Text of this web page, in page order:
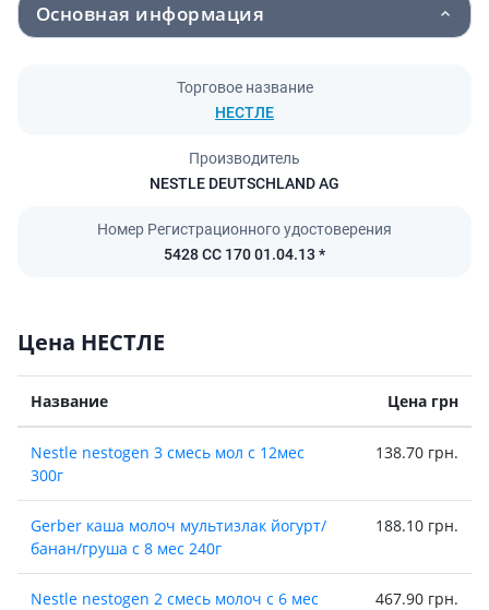
Основная информация
Торговое название
НЕСТЛЕ
Производитель
NESTLE DEUTSCHLAND AG
Номер Регистрационного удостоверения
5428 СС 170 01.04.13 *
Цена НЕСТЛЕ
Название Цена грн
Nestle nestogen 3 смесь мол с 12мес
300г
138.70 грн.
Gerber каша молоч мультизлак йогурт/
банан/груша с 8 мес 240г
188.10 грн.
Nestle nestogen 2 смесь молоч с 6 мес
467.90 грн.